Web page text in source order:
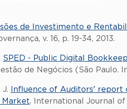
de Investimento e
v. 16, p. 19-34, 2013.
SPED - Public Digital
de Negócios (São Paulo.
J.
Influence of Auditors' report
Market. International Journal of